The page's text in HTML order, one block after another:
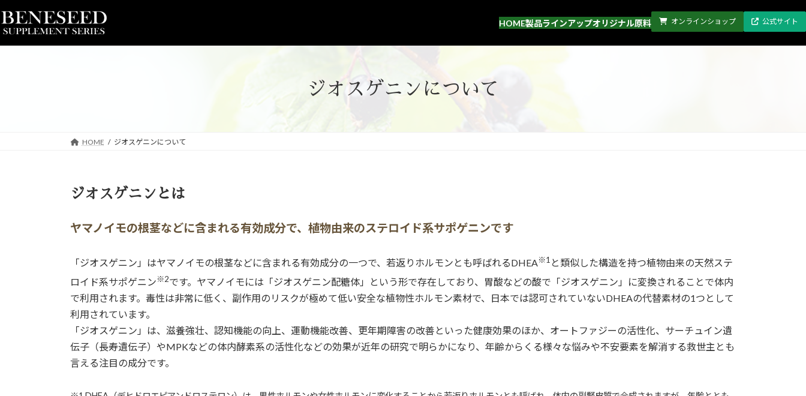
ン
テ
ビ
ゲ
HOME製品ラインアップオリジナル原料 オンラインショップ 公式サイト
ジオスゲニンについて
HOME ジオスゲニンについて
ジオスゲニンとは
ヤマノイモの根茎などに含まれる有効成分で、植物由来のステロイド系サポゲニンです
「ジオスゲニン」はヤマノイモの根茎などに含まれる有効成分の一つで、若返りホルモンとも呼ばれるDHEA※1 と類似した構造を持つ植物由来の天然ステ
ロイド系サポゲニン※2です。ヤマノイモには「ジオスゲニン配糖体」という形で存在しており、胃酸などの酸で「ジオスゲニン」に変換されることで体内
で利用されます。毒性は非常に低く、副作用のリスクが極めて低い安全な植物性ホルモン素材で、日本では認可されていないDHEAの代替素材の1つとして
利用されています。
「ジオスゲニン」は、滋養強壮、認知機能の向上、運動機能改善、更年期障害の改善といった健康効果のほか、オートファジーの活性化、サーチュイン遺
伝子（長寿遺伝子）やMPKなどの体内酵素系の活性化などの効果が近年の研究で明らかになり、年齢からくる様々な悩みや不安要素を解消する救世主とも
言える注目の成分です。